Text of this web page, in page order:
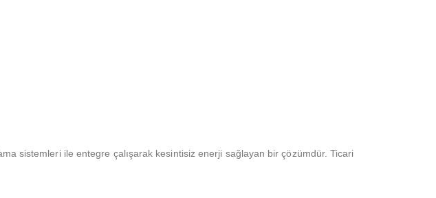
sistemleri ile entegre çalışarak kesintisiz enerji sağlayan bir çözümdür. Ticari